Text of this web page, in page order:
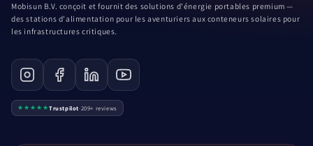
Mobisun B.V. conçoit et fournit des solutions d'énergie portables premium —
des stations d'alimentation pour les aventuriers aux conteneurs solaires pour
les infrastructures critiques.
★★★★★Trustpilot·209+ reviews